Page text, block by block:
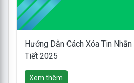
Hướng Dẫn Cách Xóa Tin
Tiết 2025
Xem thêm